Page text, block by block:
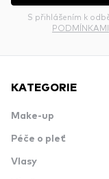
S přihlášením k
PODMÍNKAMI
KATEGORIE
Make-up
Péče o pleť
Vlasy